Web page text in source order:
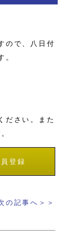
ので、八日付
。
ださい。また
登録
の記事へ＞＞